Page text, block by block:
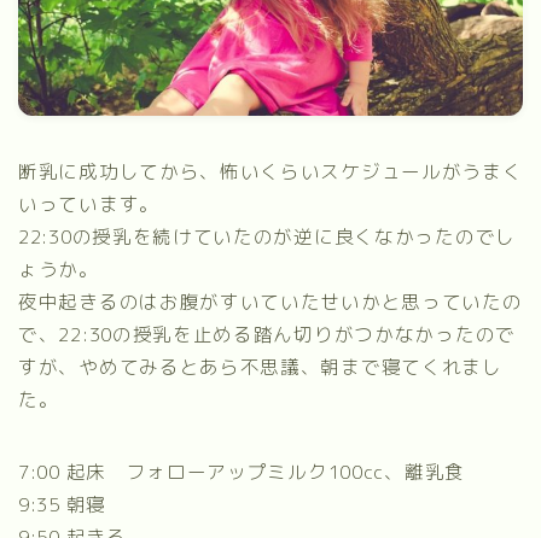
断乳に成功してから、怖いくらいスケジュールがうまく
いっています。
22:30の授乳を続けていたのが逆に良くなかったのでし
ょうか。
夜中起きるのはお腹がすいていたせいかと思っていたの
で、22:30の授乳を止める踏ん切りがつかなかったので
すが、やめてみるとあら不思議、朝まで寝てくれまし
た。
7:00 起床 フォローアップミルク100cc、離乳食
9:35 朝寝